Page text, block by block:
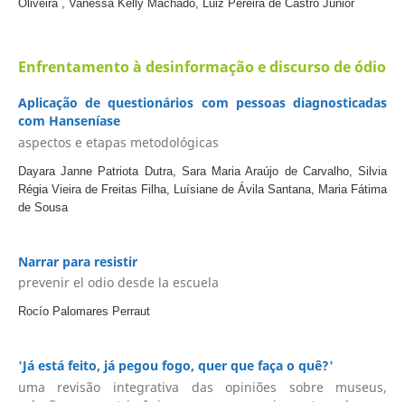
Oliveira , Vanessa Kelly Machado, Luiz Pereira de Castro Júnior
Enfrentamento à desinformação e discurso de ódio
Aplicação de questionários com pessoas diagnosticadas
com Hanseníase
aspectos e etapas metodológicas
Dayara Janne Patriota Dutra, Sara Maria Araújo de Carvalho, Silvia
Régia Vieira de Freitas Filha, Luísiane de Ávila Santana, Maria Fátima
de Sousa
Narrar para resistir
prevenir el odio desde la escuela
Rocío Palomares Perraut
'Já está feito, já pegou fogo, quer que faça o quê?'
uma revisão integrativa das opiniões sobre museus,